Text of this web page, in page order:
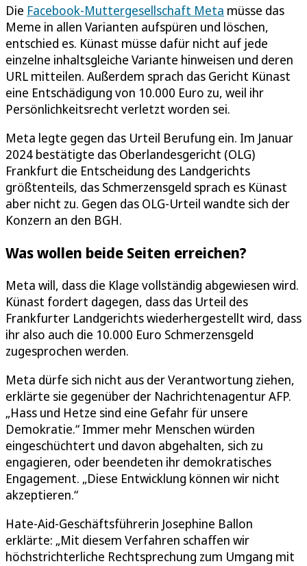
Die Facebook-Muttergesellschaft Meta müsse das
Meme in allen Varianten aufspüren und löschen,
entschied es. Künast müsse dafür nicht auf jede
einzelne inhaltsgleiche Variante hinweisen und deren
URL mitteilen. Außerdem sprach das Gericht Künast
eine Entschädigung von 10.000 Euro zu, weil ihr
Persönlichkeitsrecht verletzt worden sei.
Meta legte gegen das Urteil Berufung ein. Im Januar
2024 bestätigte das Oberlandesgericht (OLG)
Frankfurt die Entscheidung des Landgerichts
größtenteils, das Schmerzensgeld sprach es Künast
aber nicht zu. Gegen das OLG-Urteil wandte sich der
Konzern an den BGH.
Was wollen beide Seiten erreichen?
Meta will, dass die Klage vollständig abgewiesen wird.
Künast fordert dagegen, dass das Urteil des
Frankfurter Landgerichts wiederhergestellt wird, dass
ihr also auch die 10.000 Euro Schmerzensgeld
zugesprochen werden.
Meta dürfe sich nicht aus der Verantwortung ziehen,
erklärte sie gegenüber der Nachrichtenagentur AFP.
„Hass und Hetze sind eine Gefahr für unsere
Demokratie.“ Immer mehr Menschen würden
eingeschüchtert und davon abgehalten, sich zu
engagieren, oder beendeten ihr demokratisches
Engagement. „Diese Entwicklung können wir nicht
akzeptieren.“
Hate-Aid-Geschäftsführerin Josephine Ballon
erklärte: „Mit diesem Verfahren schaffen wir
höchstrichterliche Rechtsprechung zum Umgang mit